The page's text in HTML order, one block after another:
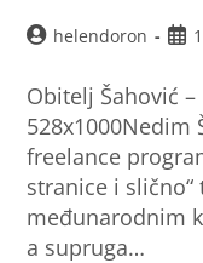
helendoron
Obitelj Šahović
528x1000Nedim
freelance
stranice i
međunarodnim
a supruga…